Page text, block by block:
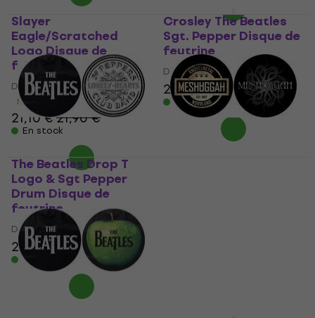
Slayer
Eagle/Scratched
Logo Disque de
feutrine
Disque de feutrine
5/5
21,10 €21,90 €
En stock
Crosley The Beatles
Sgt. Pepper Disque de
feutrine
Disque de feutrine
25,10 €
En stock
The Beatles Drop T
Logo & Sgt Pepper
Drum Disque de
feutrine
Disque de feutrine
24,90 €25,90 €
En stock